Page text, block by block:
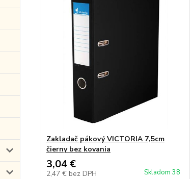
Zakladač pákový VICTORIA 7,5cm
čierny bez kovania
3,04 €
2,47 € bez DPH Skladom 38